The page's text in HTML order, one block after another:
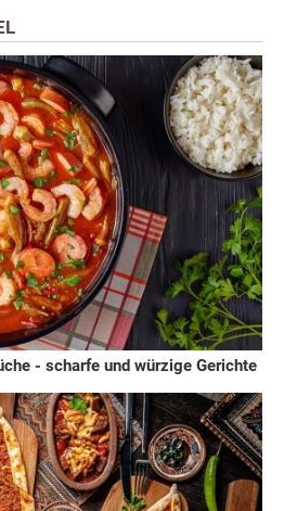
- scharfe und würzige Gerichte